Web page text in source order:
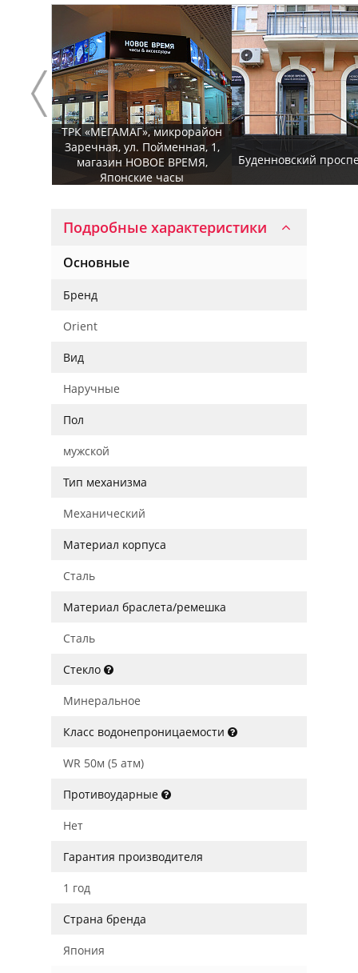
ТРК «МЕГАМАГ», микрорайон
Заречная, ул. Пойменная, 1,
магазин НОВОЕ ВРЕМЯ,
Японские часы
Буденновский
Подробные характеристики
Основные
Бренд
Orient
Вид
Наручные
Пол
мужской
Тип механизма
Механический
Материал корпуса
Сталь
Материал браслета/ремешка
Сталь
Стекло
Минеральное
Класс водонепроницаемости
WR 50м (5 атм)
Противоударные
Нет
Гарантия производителя
1 год
Страна бренда
Япония